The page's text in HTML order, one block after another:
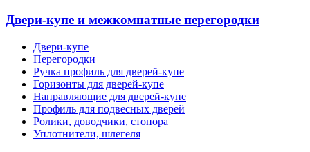
Двери-купе и межкомнатные перегородки
Двери-купе
Перегородки
Ручка профиль для дверей-купе
Горизонты для дверей-купе
Направляющие для дверей-купе
Профиль для подвесных дверей
Ролики, доводчики, стопора
Уплотнители, шлегеля